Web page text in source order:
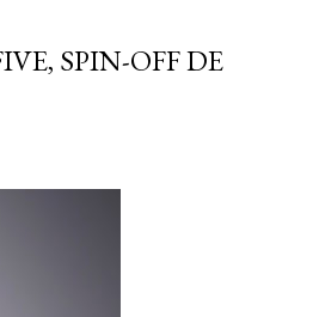
SPIN-OFF DE